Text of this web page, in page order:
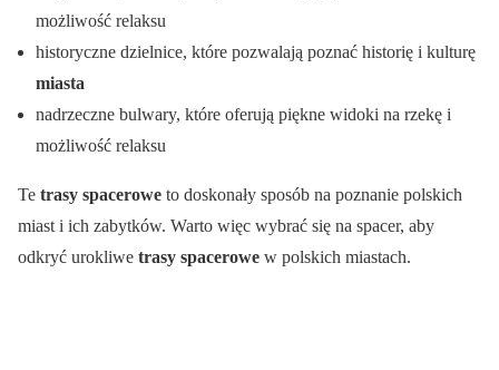
możliwość relaksu
historyczne dzielnice, które pozwalają poznać historię i kulturę
miasta
nadrzeczne bulwary, które oferują piękne widoki na rzekę i
możliwość relaksu
Te trasy spacerowe to doskonały sposób na poznanie polskich
miast i ich zabytków. Warto więc wybrać się na spacer, aby
odkryć urokliwe trasy spacerowe w polskich miastach.